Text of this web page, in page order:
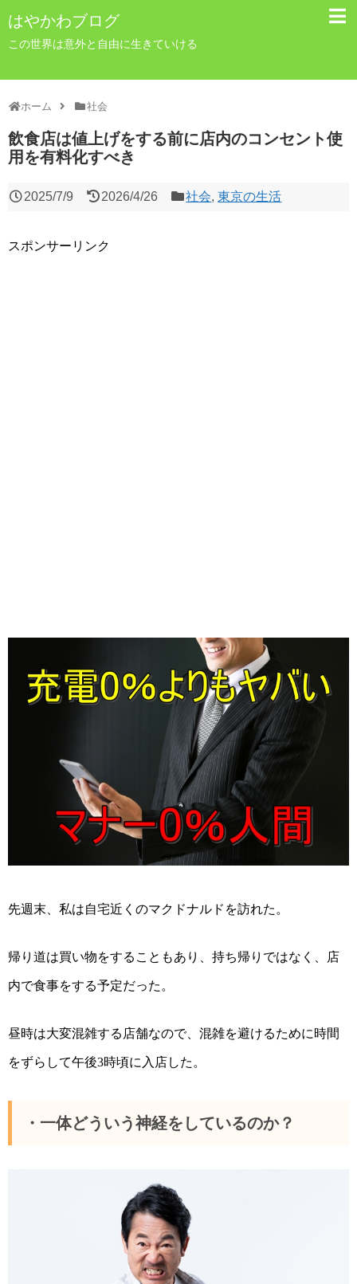
はやかわブログ
この世界は意外と自由に生きていける
ホーム 社会
飲食店は値上げをする前に店内のコンセント使
用を有料化すべき
2025/7/9 2026/4/26 社会,東京の生活
スポンサーリンク
先週末 、私は自宅近くのマクドナルドを訪れた。
帰り道は買い物をすることもあり、持ち帰りではなく、店
内で食事をする予定だった。
昼時は大変混雑する店舗なので、混雑を避けるために時間
をずらして午後3時頃に入店した。
・一体どういう神経をしているのか？